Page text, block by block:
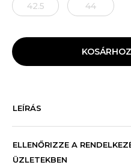
42.5 44
LEÍRÁS
ELLENŐRIZZE A
ÜZLETEKBEN